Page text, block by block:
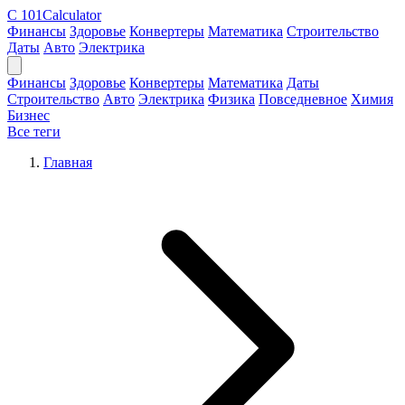
C 101Calculator
Финансы Здоровье Конвертеры Математика Строительство
Даты Авто Электрика
Финансы Здоровье Конвертеры Математика Даты
Строительство Авто Электрика Физика Повседневное Химия
Бизнес
Все теги
Главная